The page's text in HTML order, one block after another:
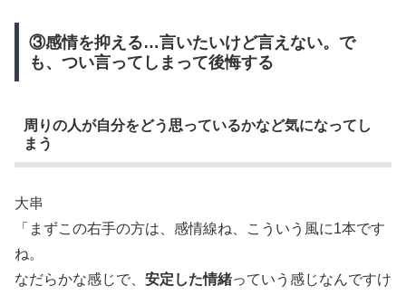
③感情を抑える…言いたいけど言えない。で
も、つい言ってしまって後悔する
周りの人が自分をどう思っているかなど気になってし
まう
大串
「まずこの右手の方は、感情線ね、こういう風に1本です
ね。
なだらかな感じで、 安定した情緒っていう感じなんですけ